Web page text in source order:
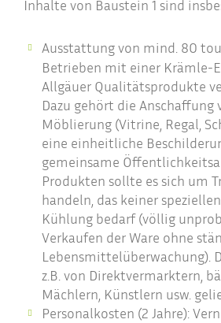
Inhalte von Baustein 1 sind
Ausstattung von mind. 80
Betrieben mit einer Krämle-
Allgäuer Qualitätsprodukte
Dazu gehört die Anschaffung
Möblierung (Vitrine, Regal,
eine einheitliche
gemeinsame
Produkten sollte es sich um
handeln, das keiner
Kühlung bedarf (völlig
Verkaufen der Ware ohne
Lebensmittelüberwachung).
z.B. von Direktvermarktern,
Mächlern, Künstlern usw.
Personalkosten (2 Jahre):